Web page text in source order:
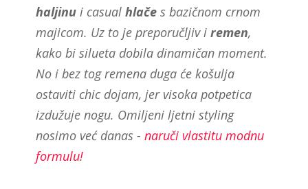
haljinu i casual hlače s bazičnom crnom
majicom. Uz to je preporučljiv i remen,
kako bi silueta dobila dinamičan moment.
No i bez tog remena duga će košulja
ostaviti chic dojam, jer visoka potpetica
izdužuje nogu. Omiljeni ljetni styling
nosimo već danas - naruči vlastitu modnu
formulu!